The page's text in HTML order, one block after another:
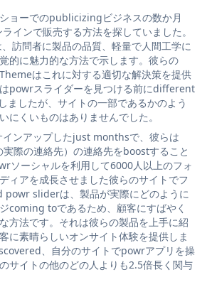
ョーでのpublicizingビジネスの数か月
インで販売する方法を探していました。
訪問者に製品の品質、軽量で人間工学に
的に魅力的な方法で示します。彼らの
はこれに対する適切な解決策を提供
powrスライダーを見つける前にdifferent
したが、サイトの一部であるかのよう
にくいものはありませんでした。
インアップしたjust monthsで、彼らは
際の連絡先）の連絡先をboostすること
ソーシャルを利用して6000人以上のフォ
ィアを成長させました彼らのサイトでフ
powr sliderは、製品が実際にどのように
coming toであるため、顧客にすばやく
方法です。それは彼らの製品を上手に紹
に素晴らしいオンサイト体験を提供しま
、自分のサイトでpowrアプリを操
サイトの他のどの人よりも2.5倍長く関与